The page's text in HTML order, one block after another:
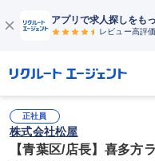
アプリで求人探しをも
レビュー高評
正社員
株式会社松屋
【青葉区/店長】喜多方